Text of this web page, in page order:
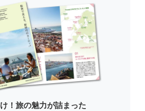
！旅の魅力が詰まった